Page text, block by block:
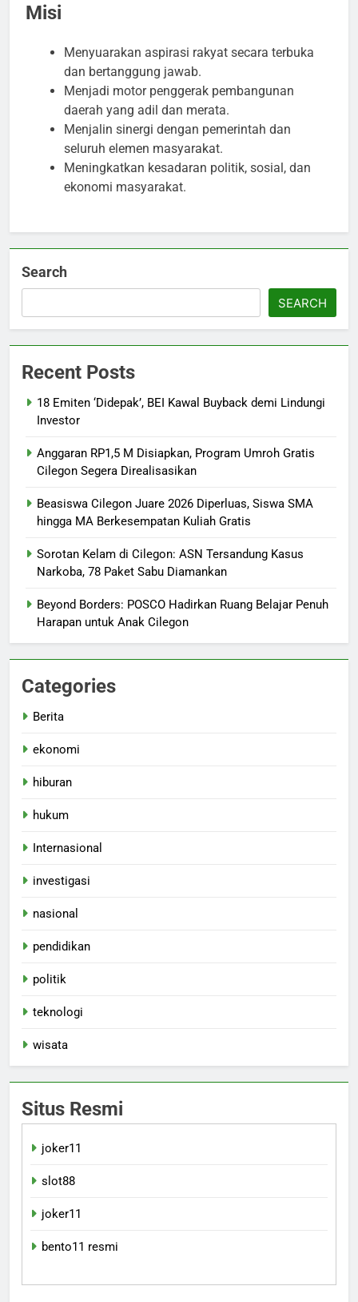
Misi
Menyuarakan aspirasi rakyat secara terbuka
dan bertanggung jawab.
Menjadi motor penggerak pembangunan
daerah yang adil dan merata.
Menjalin sinergi dengan pemerintah dan
seluruh elemen masyarakat.
Meningkatkan kesadaran politik, sosial, dan
ekonomi masyarakat.
Search
SEARCH
Recent Posts
18 Emiten ‘Didepak’, BEI Kawal Buyback demi Lindungi
Investor
Anggaran RP1,5 M Disiapkan, Program Umroh Gratis
Cilegon Segera Direalisasikan
Beasiswa Cilegon Juare 2026 Diperluas, Siswa SMA
hingga MA Berkesempatan Kuliah Gratis
Sorotan Kelam di Cilegon: ASN Tersandung Kasus
Narkoba, 78 Paket Sabu Diamankan
Beyond Borders: POSCO Hadirkan Ruang Belajar Penuh
Harapan untuk Anak Cilegon
Categories
Berita
ekonomi
hiburan
hukum
Internasional
investigasi
nasional
pendidikan
politik
teknologi
wisata
Situs Resmi
joker11
slot88
joker11
bento11 resmi